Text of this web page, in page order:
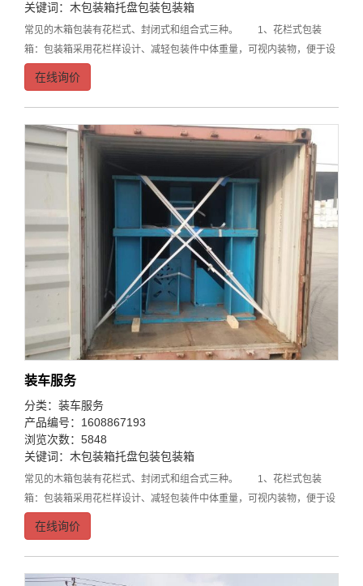
关键词： 木包装箱托盘包装包装箱
常见的木箱包装有花栏式、封闭式和组合式三种。 1、花栏式包装
箱：包装箱采用花栏样设计、减轻包装件中体重量，可视内装物，便于设
备的检查，箱体尺寸自由设计。 2、封闭式包装箱：全封闭设计，防
尘、防潮
在线询价
装车服务
分类： 装车服务
产品编号：1608867193
浏览次数：5848
关键词： 木包装箱托盘包装包装箱
常见的木箱包装有花栏式、封闭式和组合式三种。 1、花栏式包装
箱：包装箱采用花栏样设计、减轻包装件中体重量，可视内装物，便于设
备的检查，箱体尺寸自由设计。 2、封闭式包装箱：全封闭设计，防
尘、防潮
在线询价